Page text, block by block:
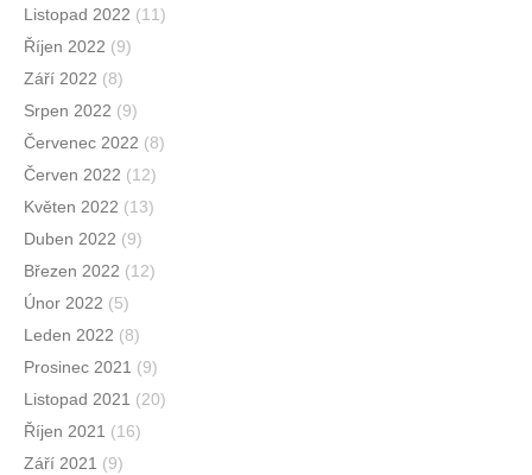
Listopad 2022 (11)
Říjen 2022 (9)
Září 2022 (8)
Srpen 2022 (9)
Červenec 2022 (8)
Červen 2022 (12)
Květen 2022 (13)
Duben 2022 (9)
Březen 2022 (12)
Únor 2022 (5)
Leden 2022 (8)
Prosinec 2021 (9)
Listopad 2021 (20)
Říjen 2021 (16)
Září 2021 (9)